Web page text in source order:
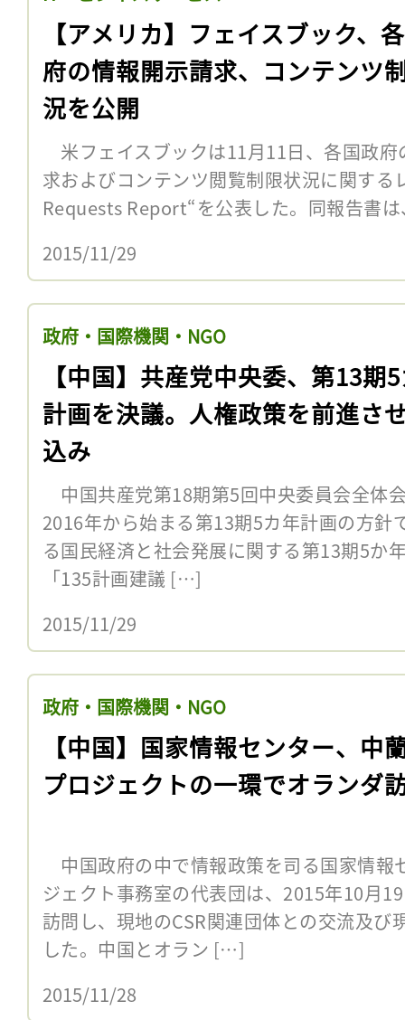
【アメリカ】フェイスブック、
府の情報開示請求、コンテンツ
況を公開
米フェイスブックは11月11日、各国政
求およびコンテンツ閲覧制限状況に関す
Requests Report“を公表した。同報告書
2015/11/29
政府・国際機関・NGO
【中国】共産党中央委、第13期
計画を決議。人権政策を前進さ
込み
中国共産党第18期第5回中央委員会全体
2016年から始まる第13期5カ年計画の方針
る国民経済と社会発展に関する第13期5か
「135計画建議 […]
2015/11/29
政府・国際機関・NGO
【中国】国家情報センター、中
プロジェクトの一環でオランダ
中国政府の中で情報政策を司る国家情報
ジェクト事務室の代表団は、2015年10月
訪問し、現地のCSR関連団体との交流及び
した。中国とオラン […]
2015/11/28